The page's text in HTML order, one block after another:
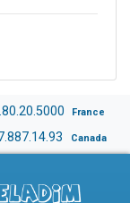
France
Canada